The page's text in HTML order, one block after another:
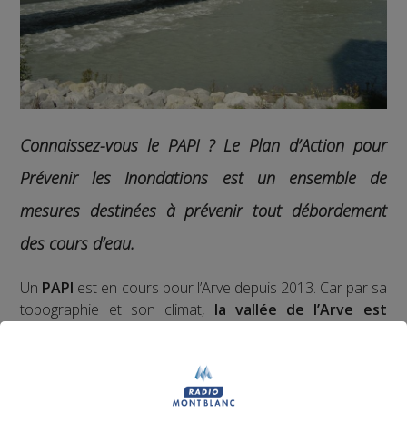
Connaissez-vous le PAPI ? Le Plan d’Action pour
Prévenir les Inondations est un ensemble de
mesures destinées à prévenir tout débordement
des cours d’eau.
Un PAPI est en cours pour l’Arve depuis 2013. Car par sa
topographie et son climat, la vallée de l’Arve est
d’aménagement de l’Arve.